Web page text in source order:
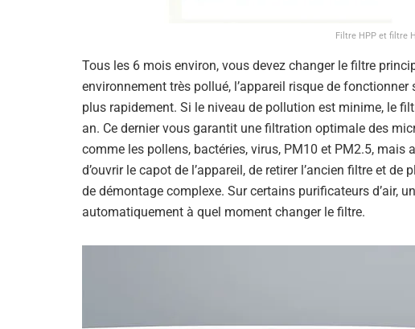
Filtre HPP et filtre
Tous les 6 mois environ, vous devez changer le filtre
environnement très pollué, l’appareil risque de
plus rapidement. Si le niveau de pollution est minime, le
an. Ce dernier vous garantit une filtration optimale des
comme les pollens, bactéries, virus, PM10 et PM2.5, mais
d’ouvrir le capot de l’appareil, de retirer l’ancien filtre et de
de démontage complexe. Sur certains purificateurs d’air,
automatiquement à quel moment changer le filtre.